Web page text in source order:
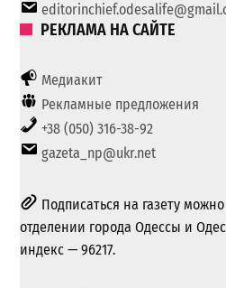
РЕКЛАМА НА САЙТЕ
Медиакит
Рекламные предложения
+38 (050) 316-38-92
gazeta_np@ukr.net
Подписаться на газету
отделении города Одессы и
индекс — 96217.